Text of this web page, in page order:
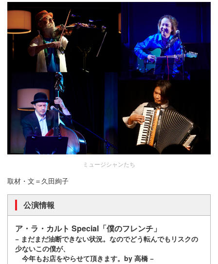
ミュージシャンたち
取材・文＝久田絢子
公演情報
ア・ラ・カルト Special「僕のフレンチ」
− まだまだ油断できない状況。なのでどう転んでもリスクの
少ないこの僕が、
今年もお店をやらせて頂きます。by 高橋 −